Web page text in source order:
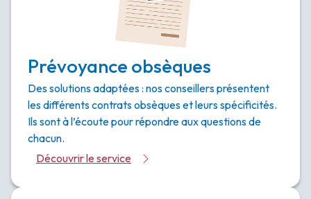
Prévoyance obsèques
Des solutions adaptées : nos conseillers présentent
les différents contrats obsèques et leurs spécificités.
Ils sont à l’écoute pour répondre aux questions de
chacun.
Découvrir le service